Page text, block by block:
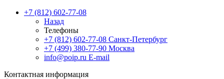
+7 (812) 602-77-08
Назад
Телефоны
+7 (812) 602-77-08 Санкт-Петербург
+7 (499) 380-77-90 Москва
info@poip.ru E-mail
Контактная информация